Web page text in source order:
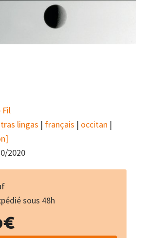
Fil
lingas | français | occitan |
2020
sous 48h
€